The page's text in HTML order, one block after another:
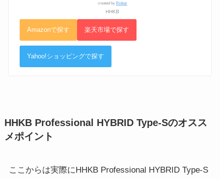
created by Rinker
HHKB
Amazonで探す 楽天市場で探す
Yahoo!ショッピングで探す
HHKB Professional HYBRID Type-Sのオスス
メポイント
ここからは実際にHHKB Professional HYBRID Type-S